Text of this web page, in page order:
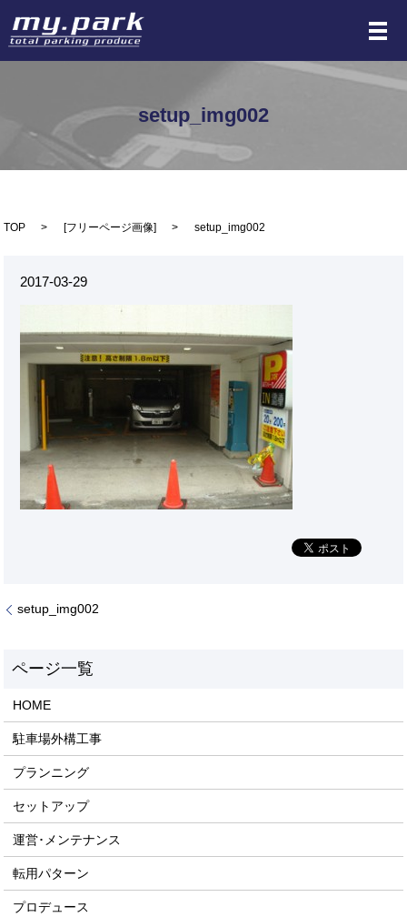
メ
setup_img002
TOP [フリーページ画像] setup_img002
2017-03-29
setup_img002
HOME
駐車場外構工事
プランニング
セットアップ
運営･メンテナンス
転用パターン
プロデュース